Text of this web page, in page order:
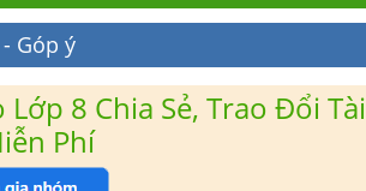
Góp ý
8 Chia Sẻ, Trao Đổi Tài
Phí